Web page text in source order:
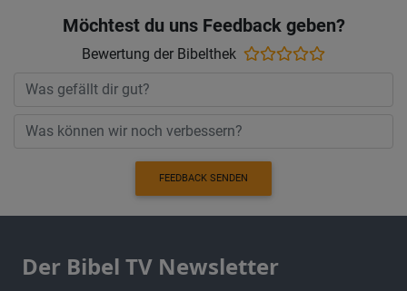
Möchtest du uns Feedback geben?
Bewertung der Bibelthek
FEEDBACK SENDEN
Der Bibel TV Newsletter